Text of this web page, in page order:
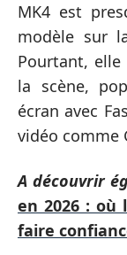
MK4 est
modèle sur
Pourtant, elle
la scène,
écran avec
vidéo comme
A découvrir
en 2026 : où
faire